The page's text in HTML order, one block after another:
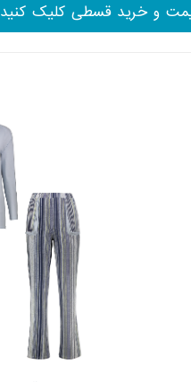
و خرید قسطی کلیک کنید